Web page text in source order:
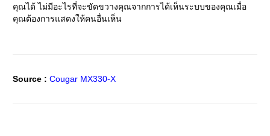
คุณได้ ไม่มีอะไรที่จะขัดขวางคุณจากการได้เห็นระบบของคุณเมื่อ
คุณต้องการแสดงให้คนอื่นเห็น
Source : Cougar MX330-X